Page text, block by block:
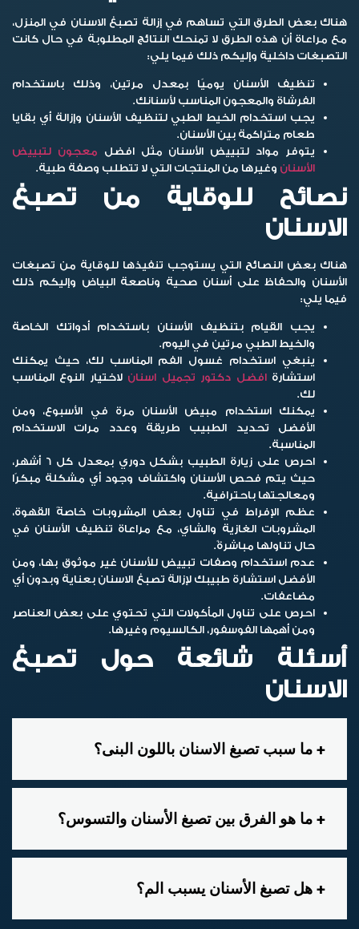
هناك بعض الطرق التي تساهم في إزالة تصبغ الاسنان في المنزل،
مع مراعاة أن هذه الطرق لا تمنحك النتائج المطلوبة في حال كانت
التصبغات داخلية وإليكم ذلك فيما يلي:
تنظيف الأسنان يوميًا بمعدل مرتين، وذلك باستخدام
الفرشاة والمعجون المناسب لأسنانك.
يجب استخدام الخيط الطبي لتنظيف الأسنان وإزالة أي بقايا
طعام متراكمة بين الأسنان.
يتوفر مواد لتبييض الأسنان مثل افضل معجون لتبييض
الأسنان وغيرها من المنتجات التي لا تتطلب وصفة طبية.
نصائح للوقاية من تصبغ
الاسنان
هناك بعض النصائح التي يستوجب تنفيذها للوقاية من تصبغات
الأسنان والحفاظ على أسنان صحية وناصعة البياض وإليكم ذلك
فيما يلي:
يجب القيام بتنظيف الأسنان باستخدام أدواتك الخاصة
والخيط الطبي مرتين في اليوم.
ينبغي استخدام غسول الفم المناسب لك، حيث يمكنك
استشارةافضل دكتور تجميل اسنان لاختيار النوع المناسب
لك.
يمكنك استخدام مبيض الأسنان مرة في الأسبوع، ومن
الأفضل تحديد الطبيب طريقة وعدد مرات الاستخدام
المناسبة.
احرص على زيارة الطبيب بشكل دوري بمعدل كل 6 أشهر،
حيث يتم فحص الأسنان واكتشاف وجود أي مشكلة مبكرًا
ومعالجتها باحترافية.
عظم الإفراط في تناول بعض المشروبات خاصةً القهوة،
المشروبات الغازية والشاي، مع مراعاة تنظيف الأسنان في
حال تناولها مباشرةً.
عدم استخدام وصفات تبييض للأسنان غير موثوق بها، ومن
الأفضل استشارة طبيبك لإزالة تصبغ الاسنان بعناية وبدون أي
مضاعفات.
احرص على تناول المأكولات التي تحتوي على بعض العناصر
ومن أهمها الفوسفور، الكالسيوم وغيرها.
أسئلة شائعة حول تصبغ
الاسنان
ما سبب تصبغ الاسنان باللون البنى؟
ما هو الفرق بين تصبغ الأسنان والتسوس؟
هل تصبغ الأسنان يسبب الم؟